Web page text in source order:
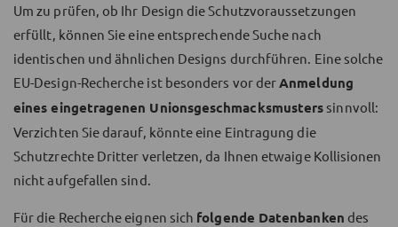
Um zu prüfen, ob Ihr Design die Schutzvoraussetzungen
erfüllt, können Sie eine entsprechende Suche nach
identischen und ähnlichen Designs durchführen. Eine solche
EU-Design-Recherche ist besonders vor derAnmeldung
eines eingetragenen Unionsgeschmacksmusters sinnvoll:
Verzichten Sie darauf, könnte eine Eintragung die
Schutzrechte Dritter verletzen, da Ihnen etwaige Kollisionen
nicht aufgefallen sind.
Für die Recherche eignen sich folgende Datenbanken des